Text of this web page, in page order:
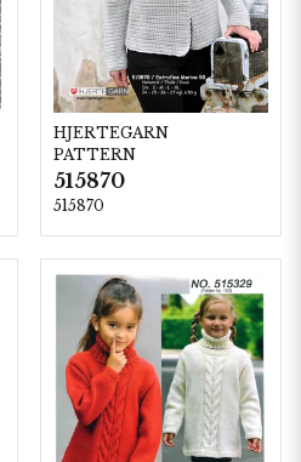
HJERTEGARN
PATTERN
515870
515870